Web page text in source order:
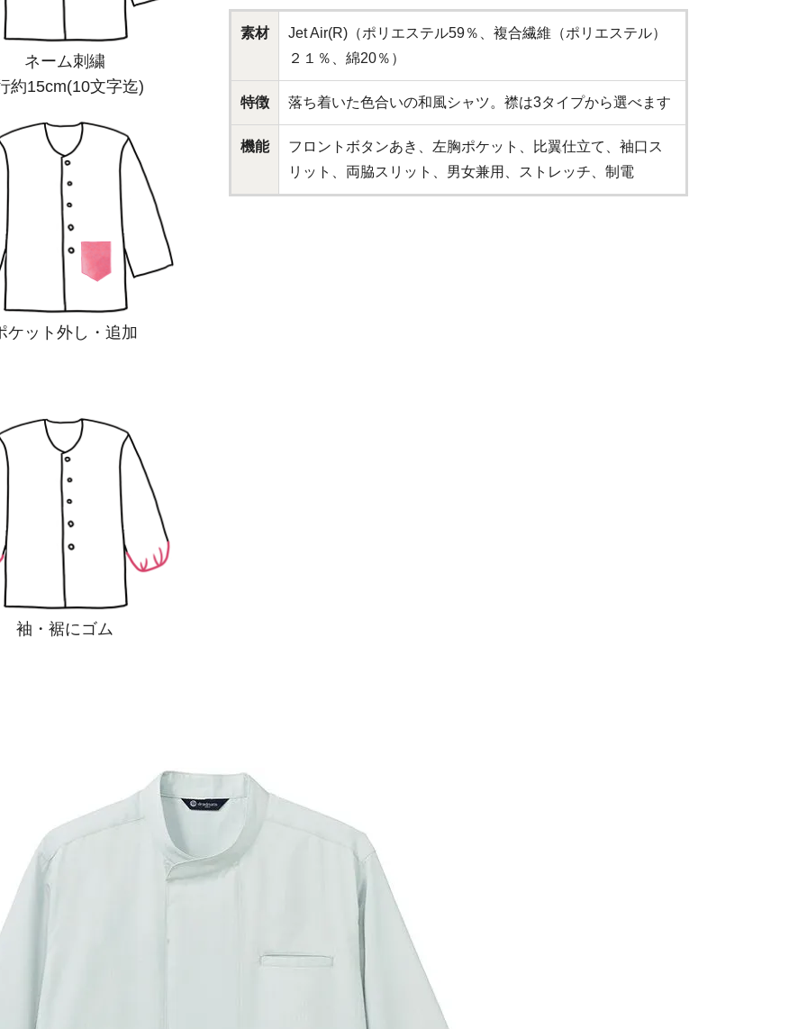
素材
Jet Air(R)（ポリエステル59％、複合繊維（ポリエステル）
２１％、綿20％）
特徴 落ち着いた色合いの和風シャツ。襟は3タイプから選べます
機能
フロントボタンあき、左胸ポケット、比翼仕立て、袖口ス
リット、両脇スリット、男女兼用、ストレッチ、制電
ネーム刺繍
約15cm(10文字迄)
ケット外し・追加
袖・裾にゴム